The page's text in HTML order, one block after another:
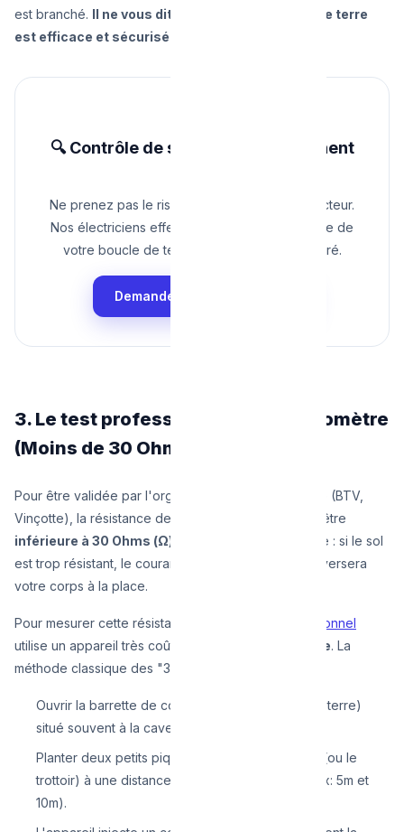
est branché. Il ne vous dit absolument pas si cette terre
est efficace et sécurisée !
🔍 Contrôle de sécurité RGIE imminent
Ne prenez pas le risque d'un refus de l'inspecteur.
Nos électriciens effectuent une mesure précise de
votre boucle de terre avec du matériel calibré.
Demander un Test de Terre
3. Le test professionnel : Le Telluromètre
(Moins de 30 Ohms)
Pour être validée par l'organisme de contrôle agréé (BTV,
Vinçotte), la résistance de votre prise de terre doit être
inférieure à 30 Ohms (Ω)
. L'électricité est fainéante : si le sol
est trop résistant, le courant refusera d'y aller et traversera
votre corps à la place.
Pour mesurer cette résistance, l'
électricien professionnel
utilise un appareil très coûteux appelé
Telluromètre. La
méthode classique des "3 piquets" consiste à :
Ouvrir la barrette de coupure (le sectionneur de terre)
situé souvent à la cave.
Planter deux petits piquets de test dans la terre (ou le
trottoir) à une distance précise l'un de l'autre (ex: 5m et
10m).